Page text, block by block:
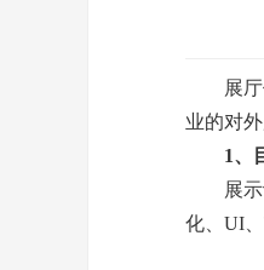
展厅作
业的对
1、目
展示设
化、UI